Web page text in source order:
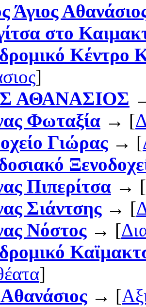
Άγιος
στο
Κέντρο
]
ΑΘΑΝΑΣΙΟΣ
Φωταξία → [
Γιώρας→ [
Πιπερίτσα → [
Σιάντσης→ [
Νόστος→ [
]
→ [